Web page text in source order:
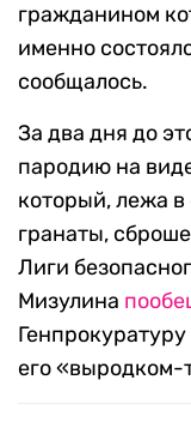
гражданином
именно
сообщалось.
За два дня до
пародию на
который, лежа в
гранаты,
Лиги
Мизулина
его «выродком-